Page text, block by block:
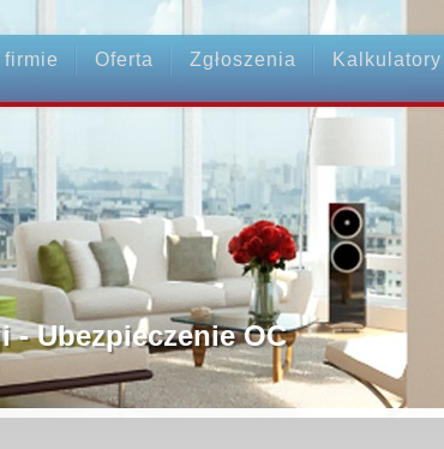
firmie Oferta Zgłoszenia Kalkulatory
- Ubezpieczenie OC